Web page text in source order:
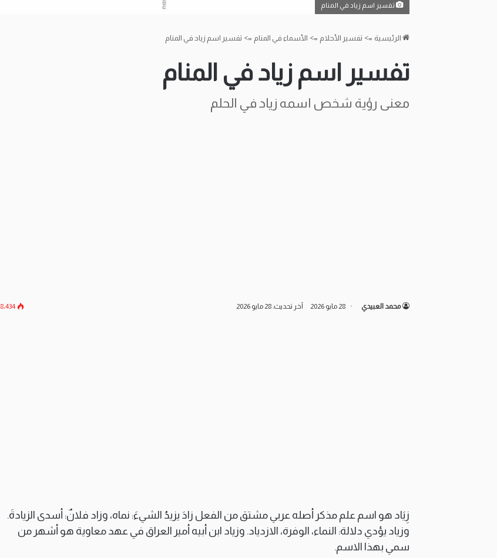
تفسير اسم زياد في المنام
الرئيسية => تفسير الأحلام => الأسماء في المنام => تفسير اسم زياد في المنام
تفسير اسم زياد في المنام
معنى رؤية شخص اسمه زياد في الحلم
محمد العبيدي 28 مايو 2026 آخر تحديث: 28 مايو 2026 8٬434
زِيَاد هو اسم علم مذكر أصله عربي مشتق من الفعل زادَ يزيدُ الشيءَ: نماه، وزاد فلانٌ: أسدى الزيادةَ.
وزياد يؤدي دلالة: النماء، الوفرة، الازدياد. وزياد ابن أبيه أمير العراق في عهد معاوية هو أشهر من
سمي بهذا الاسم.